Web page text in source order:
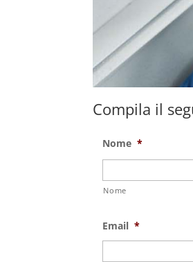
Compila il
Nome *
Nome
Email *